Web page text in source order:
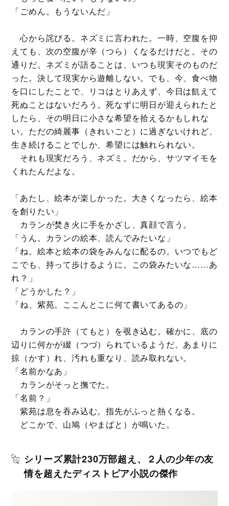
「ごめん。もうないんだ」
心から詫びる。ネズミに言われた。一時、空腹を抑
えても、次の空腹が辛（つら）くなるだけだと。その
通りだ。ネズミが語ることは、いつも現実そのものだ
った。決して現実から遊離しない。でも、今、食べ物
を口にしたことで、リコはとりあえず、今日は飢えて
死ぬことはないだろう。死なずに明日が迎えられたと
したら、その明日に小さな希望を拾えるかもしれな
い。ただの綺麗事（きれいごと）に過ぎないけれど、
生き続けることでしか、希望には触れられない。
それも現実だろう、ネズミ。だから、サツマイモを
くれたんだよな。
「あたし、絵本が楽しかった。大きくなったら、絵本
を創りたい」
カランが焚き火に手をかざし、真顔で言う。
「うん。カランの絵本、読んでみたいな」
「ね。絵本と絵本の袋をみんなに配るの。いつでもど
こでも、持って歩けるように。この袋みたいな……あ
れ？」
「どうかした？」
「ね、紫苑。ここんとこに何て書いてあるの」
カランの手許（てもと）を覗き込む。確かに、底の
辺りに何かが綴（つづ）られているようだ。あまりに
掠（かす）れ、汚れも重なり、読み取れない。
「名前かなあ」
カランがそっと撫でた。
「名前？」
紫苑は息を吞み込む。指先がふっと熱くなる。
どこかで、山鳩（やまばと）が鳴いた。
シリーズ累計230万部超え、２人の少年の友
情を超えたディストピア小説の傑作